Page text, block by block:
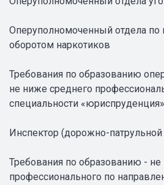
Оперуполномоченный отдела по
оборотом наркотиков
Требования по образованию
не ниже среднего
специальности «юриспруденция»
Инспектор (дорожно-
Требования по образованию -
профессионального по